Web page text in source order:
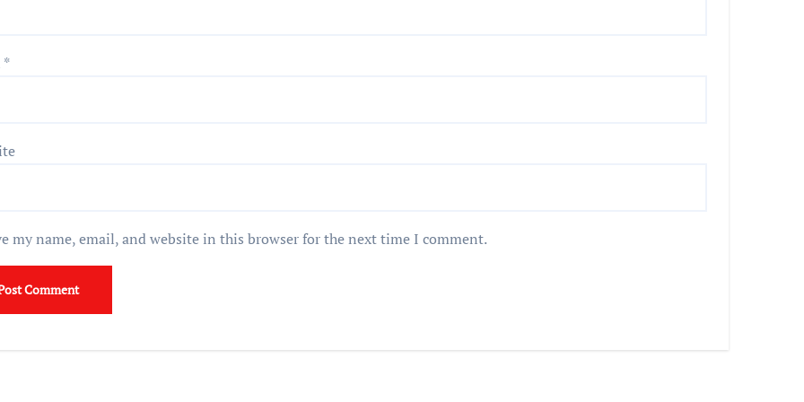
*
my name, email, and website in this browser for the next time I comment.